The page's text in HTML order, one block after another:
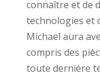
connaître et de
technologies et
Michael aura
compris des
toute dernière